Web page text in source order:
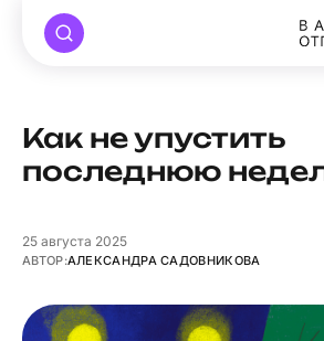
Как не упустить
последнюю
25 августа 2025
АВТОР:АЛЕКСАНДРА САДОВНИКОВА